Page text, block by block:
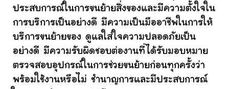
ประสบการณ์ในการขนย้ายสิ่งของและมีความตั้งใจใน
การบริการเป็นอย่างดี มีความเป็นมืออาชีพในการให้
บริการขนย้ายของ ดูแลใส่ใจความปลอดภัยเป็น
อย่างดี มีความรับผิดชอบต่องานที่ได้รับมอบหมาย
ตรวจสอบอุปกรณ์ในการช่วยขนย้ายก่อนทุกครั้งว่า
พร้อมใช้งานหรือไม่ ชำนาญการและมีประสบการณ์